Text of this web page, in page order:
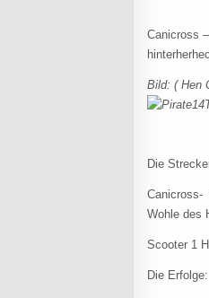
Canicross
Bild: ( Hen
Die
Canicross-
Wohle des
Scooter 1
Die Erfolge: